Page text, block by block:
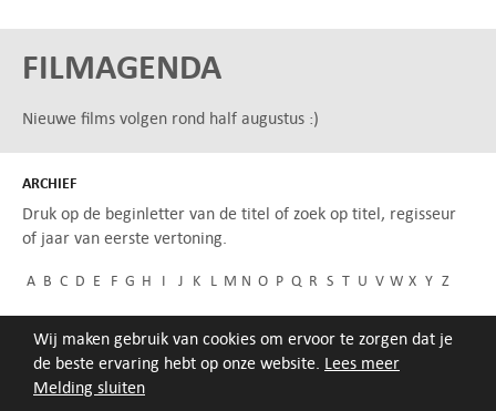
Melding sluiten
Wij maken gebruik van cookies om ervoor te zorgen dat je
de beste ervaring hebt op onze website. Lees meer
FILMAGENDA
Nieuwe films volgen rond half augustus :)
ARCHIEF
Druk op de beginletter van de titel of zoek op titel, regisseur
of jaar van eerste vertoning.
A B C D E F G H I J K L M N O P Q R S T U V W X Y Z